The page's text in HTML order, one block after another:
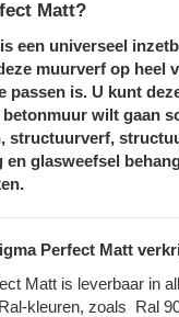
Matt?
een universeel
muurverf op heel
passen is. U kunt
wilt gaan
structuurverf,
en glasweefsel
Perfect Matt
Matt is leverbaar in
kleuren, zoals Ral